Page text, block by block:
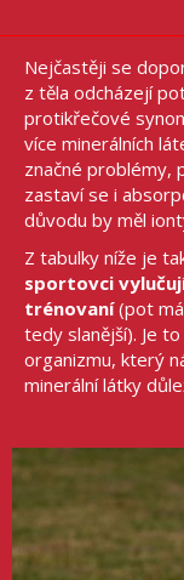
Nejčastěji se
z těla odcházejí
protikřečové
více minerálních
značné problémy,
zastaví se i
důvodu by měl
Z tabulky níže je
sportovci
trénovaní(pot
tedy slanější). Je
organizmu, který
minerální látky